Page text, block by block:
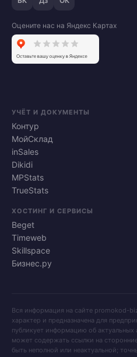
Оцените нас на Яндекс Картах
УЧЁТ И ДОКУМЕНТЫ
Контур
МойСклад
inSales
Dikidi
MPStats
TrueStats
ХОСТИНГ И СЕРВИСЫ
Beget
Timeweb
Skillspace
Бизнес.ру
Вся информация на сайте promokod-
характер и предназначена для
публикует информацию об
может содержать ссылки на
быть неполной или неактуальной;